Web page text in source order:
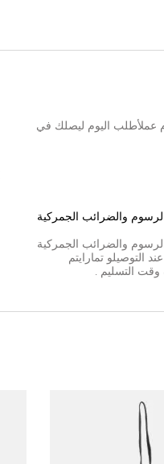
عملأطلب اليوم ليصلك في
والضرائب الجمركية
والضرائب الجمركية
التوصيلو تمارا يتم
التسليم .